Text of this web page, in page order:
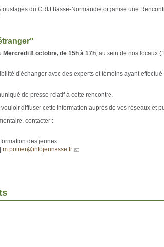
du CRIJ Basse-Normandie organise une
Mercredi 8 octobre, de 15h à 17h, au sein de nos locaux
d’échanger avec des experts et témoins ayant effectué
de presse relatif à cette rencontre.
diffuser cette information auprès de vos réseaux et
contacter :
des jeunes
m.poirier@infojeunesse.fr